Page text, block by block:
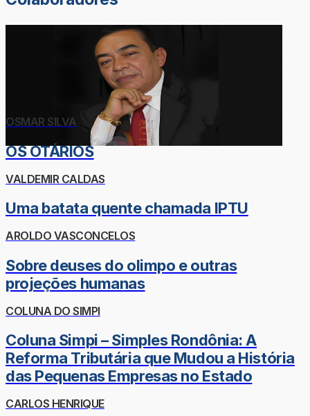
OSMAR SILVA
OS OTÁRIOS
VALDEMIR CALDAS
Uma batata quente chamada IPTU
AROLDO VASCONCELOS
Sobre deuses do olimpo e outras
projeções humanas
COLUNA DO SIMPI
Coluna Simpi – Simples Rondônia: A
Reforma Tributária que Mudou a História
das Pequenas Empresas no Estado
CARLOS HENRIQUE